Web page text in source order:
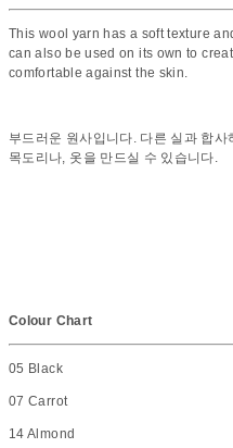
This wool yarn has a soft texture
can also be used on its own to
comfortable against the skin.
부드러운 원사입니다. 다른 실과 합
목도리나, 옷을 만드실 수 있습니다.
Colour Chart
05 Black
07 Carrot
14 Almond